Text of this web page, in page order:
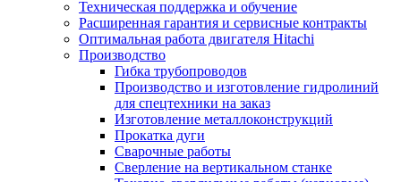
Техническая поддержка и обучение
Расширенная гарантия и сервисные контракты
Оптимальная работа двигателя Hitachi
Производство
Гибка трубопроводов
Производство и изготовление гидролиний
для спецтехники на заказ
Изготовление металлоконструкций
Прокатка дуги
Сварочные работы
Сверление на вертикальном станке